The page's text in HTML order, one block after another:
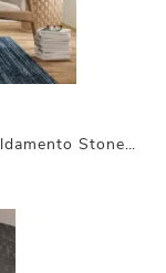
Clicca e ottieni informazioni sul Riscaldamento Stones: i camini a bioetanolo come il modello Chassis ti aspettano!